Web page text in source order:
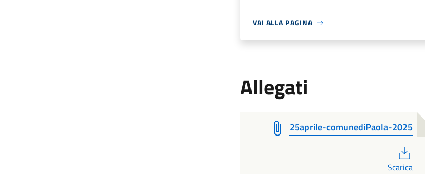
VAI ALLA PAGINA
Allegati
25aprile-comunediPaola-2025
Scarica